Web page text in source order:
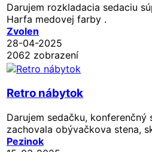
Darujem rozkladacia sedaciu
Harfa medovej farby .
Zvolen
28-04-2025
2062 zobrazení
Retro nábytok
Darujem sedačku,
zachovala obývačkova stena,
Pezinok